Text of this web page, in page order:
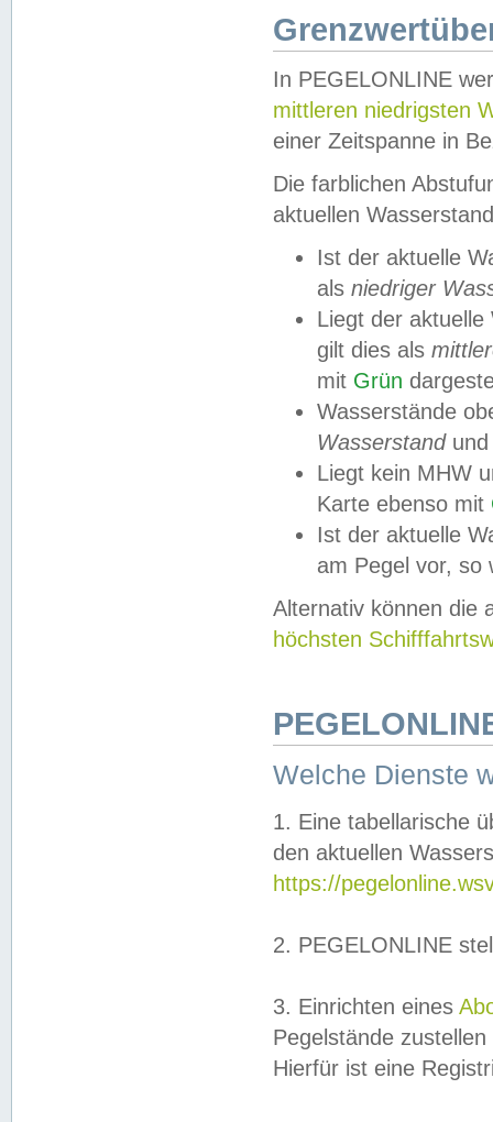
In PEGELONLINE
mittleren niedrigsten
einer Zeitspanne in
Die farblichen
aktuellen
Ist der aktuelle
als niedriger
Liegt der
gilt dies als
mit Grün
Wasserstände
Wasserstandund
Liegt kein MHW
Karte ebenso mit
Ist der aktuelle
am Pegel vor,
Alternativ können die
höchsten
Welche Dienste
1. Eine tabellarische
den aktuellen
https://
2. PEGELONLINE
3. Einrichten eines
Pegelstände
Hierfür ist eine